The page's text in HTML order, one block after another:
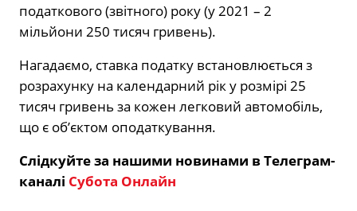
податкового (звітного) року (у 2021 – 2
мільйони 250 тисяч гривень).
Нагадаємо, ставка податку встановлюється з
розрахунку на календарний рік у розмірі 25
тисяч гривень за кожен легковий автомобіль,
що є об’єктом оподаткування.
Слідкуйте за нашими новинами в Телеграм-
каналі Субота Онлайн